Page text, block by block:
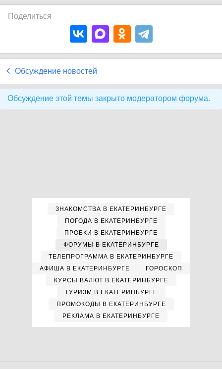
Поделиться
Обсуждение новостей
Обсуждение этой темы закрыто модератором форума.
ЗНАКОМСТВА В ЕКАТЕРИНБУРГЕ
ПОГОДА В ЕКАТЕРИНБУРГЕ
ПРОБКИ В ЕКАТЕРИНБУРГЕ
ФОРУМЫ В ЕКАТЕРИНБУРГЕ
ТЕЛЕПРОГРАММА В ЕКАТЕРИНБУРГЕ
АФИША В ЕКАТЕРИНБУРГЕ
ГОРОСКОП
КУРСЫ ВАЛЮТ В ЕКАТЕРИНБУРГЕ
ТУРИЗМ В ЕКАТЕРИНБУРГЕ
ПРОМОКОДЫ В ЕКАТЕРИНБУРГЕ
РЕКЛАМА В ЕКАТЕРИНБУРГЕ